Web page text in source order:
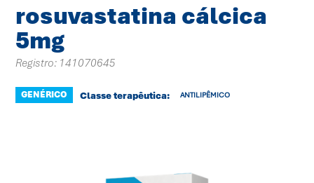
rosuvastatina cálcica
5mg
Registro: 141070645
GENÉRICO Classe terapêutica: ANTILIPÊMICO